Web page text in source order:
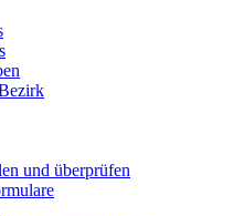
und überprüfen